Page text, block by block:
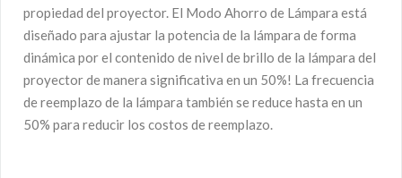
propiedad del proyector. El Modo Ahorro de Lámpara está
diseñado para ajustar la potencia de la lámpara de forma
dinámica por el contenido de nivel de brillo de la lámpara del
proyector de manera significativa en un 50%! La frecuencia
de reemplazo de la lámpara también se reduce hasta en un
50% para reducir los costos de reemplazo.